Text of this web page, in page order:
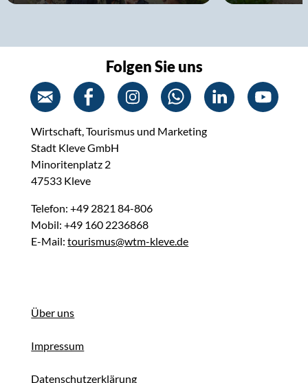
Folgen Sie uns
Wirtschaft, Tourismus und Marketing
Stadt Kleve GmbH
Minoritenplatz 2
47533 Kleve
Telefon: +49 2821 84-806
Mobil: +49 160 2236868
E-Mail:tourismus@wtm-kleve.de
Über uns
Impressum
Datenschutzerklärung